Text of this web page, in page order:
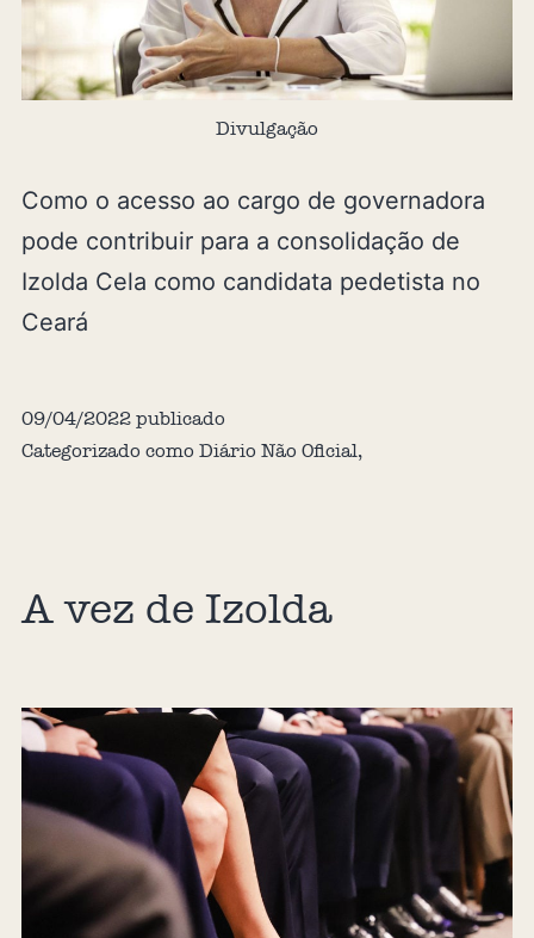
Divulgação
Como o acesso ao cargo de governadora
pode contribuir para a consolidação de
Izolda Cela como candidata pedetista no
Ceará
09/04/2022publicado
Categorizado como Diário Não Oficial,
A vez de Izolda